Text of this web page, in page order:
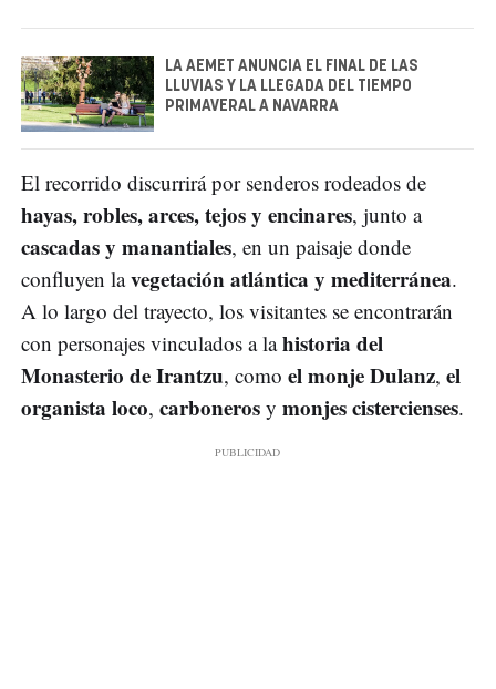
LA AEMET ANUNCIA EL FINAL DE LAS
LLUVIAS Y LA LLEGADA DEL TIEMPO
PRIMAVERAL A NAVARRA
El recorrido discurrirá por senderos rodeados de
hayas, robles, arces, tejos y encinares, junto a
cascadas y manantiales, en un paisaje donde
confluyen lavegetación atlántica y mediterránea.
A lo largo del trayecto, los visitantes se encontrarán
con personajes vinculados a lahistoria del
Monasterio de Irantzu, como el monje Dulanz, el
organista loco, carboneros y monjes cistercienses.